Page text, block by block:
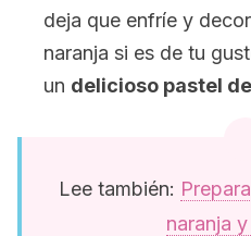
deja que enfríe y
naranja si es de tu
un delicioso pastel
Lee también:
naranja